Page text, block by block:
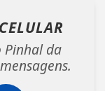
Pinhal da